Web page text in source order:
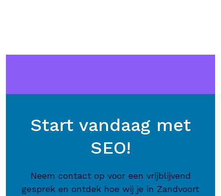
Start vandaag met
SEO!
Neem contact op voor een vrijblijvend
gesprek en ontdek hoe wij je in Zandvoort